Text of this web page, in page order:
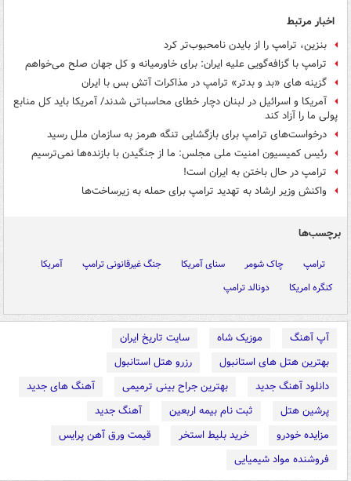
اخبار مرتبط
بنزین، ترامپ را از بایدن نامحبوب‌تر کرد
ترامپ با گزافه‌گویی علیه ایران: برای خاورمیانه و کل جهان صلح می‌خواهم
گزینه های «بد و بدتر» ترامپ در مذاکرات آتش بس با ایران
آمریکا و اسرائیل در لبنان دچار خطای محاسباتی شدند/ آمریکا باید کل منابع
پولی ما را آزاد کند
درخواست‌های ترامپ برای بازگشایی تنگه هرمز به سازمان ملل رسید
رئیس کمیسیون امنیت ملی مجلس: ما از جنگیدن با بازنده‌ها نمی‌ترسیم
ترامپ در حال باختن به ایران است!
واکنش وزیر ارشاد به تهدید ترامپ برای حمله به زیرساخت‌ها
برچسب‌ها
ترامپ چاک شومر سنای آمریکا جنگ غیرقانونی ترامپ
آمریکا
کنگره امریکا
دونالد ترامپ
آپ آهنگ موزیک شاه
سایت تاریخ ایران
بهترین هتل های استانبول
رزرو هتل استانبول
دانلود آهنگ جدید
بهترین جراح بینی ترمیمی
آهنگ های جدید
پرشین هتل
ثبت نام بیمه اربعین
آهنگ جدید
مزایده خودرو
خرید بلیط استخر
قیمت ورق آهن پرایس
فروشنده مواد شیمیایی